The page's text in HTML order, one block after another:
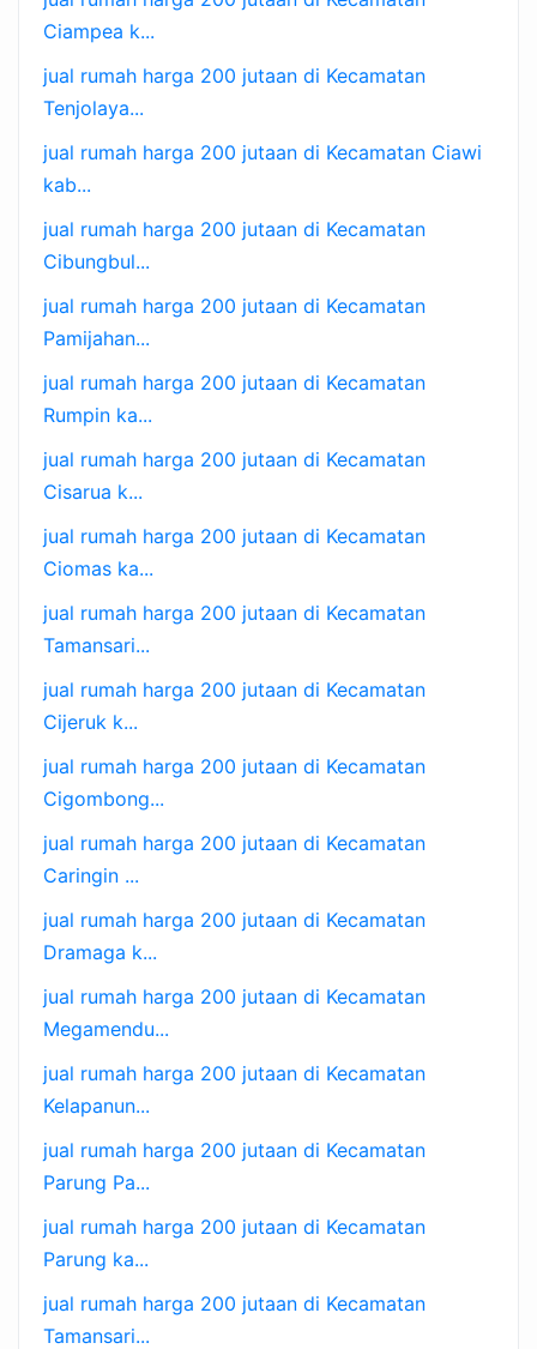
Ciampea k...
jual rumah harga 200 jutaan di Kecamatan
Tenjolaya...
jual rumah harga 200 jutaan di Kecamatan Ciawi
kab...
jual rumah harga 200 jutaan di Kecamatan
Cibungbul...
jual rumah harga 200 jutaan di Kecamatan
Pamijahan...
jual rumah harga 200 jutaan di Kecamatan
Rumpin ka...
jual rumah harga 200 jutaan di Kecamatan
Cisarua k...
jual rumah harga 200 jutaan di Kecamatan
Ciomas ka...
jual rumah harga 200 jutaan di Kecamatan
Tamansari...
jual rumah harga 200 jutaan di Kecamatan
Cijeruk k...
jual rumah harga 200 jutaan di Kecamatan
Cigombong...
jual rumah harga 200 jutaan di Kecamatan
Caringin ...
jual rumah harga 200 jutaan di Kecamatan
Dramaga k...
jual rumah harga 200 jutaan di Kecamatan
Megamendu...
jual rumah harga 200 jutaan di Kecamatan
Kelapanun...
jual rumah harga 200 jutaan di Kecamatan
Parung Pa...
jual rumah harga 200 jutaan di Kecamatan
Parung ka...
jual rumah harga 200 jutaan di Kecamatan
Tamansari...